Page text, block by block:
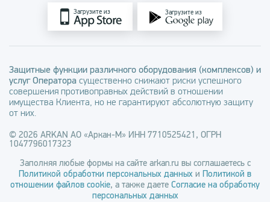
Загрузите из Загрузите из
Защитные функции различного оборудования (комплексов) и
услуг Оператора существенно снижают риски успешного
совершения противоправных действий в отношении
имущества Клиента, но не гарантируют абсолютную защиту
от них.
© 2026 ARKAN АО «Аркан-М» ИНН 7710525421, ОГРН
1047796017323
Заполняя любые формы на сайте arkan.ru вы соглашаетесь с
Политикой обработки персональных данных и Политикой в
отношении файлов cookie, а также даете Согласие на обработку
персональных данных